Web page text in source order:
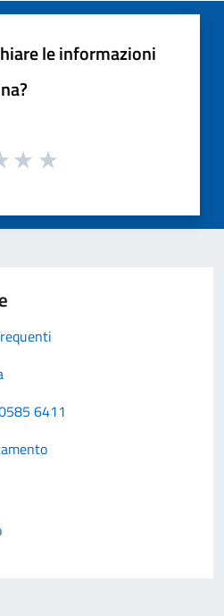
le informazioni
6411